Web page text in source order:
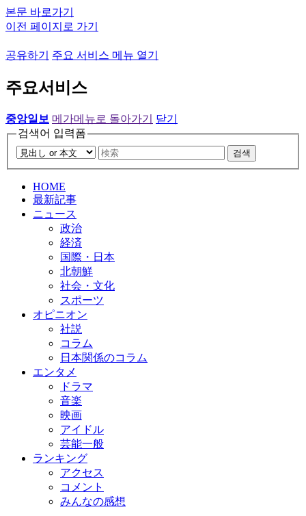
본문 바로가기
이전 페이지로 가기
공유하기 주요 서비스 메뉴 열기
주요서비스
중앙일보 메가메뉴로 돌아가기
닫기
검색어 입력폼
검색
HOME
最新記事
ニュース
政治
経済
国際・日本
北朝鮮
社会・文化
スポーツ
オピニオン
社説
コラム
日本関係のコラム
エンタメ
ドラマ
音楽
映画
アイドル
芸能一般
ランキング
アクセス
コメント
みんなの感想